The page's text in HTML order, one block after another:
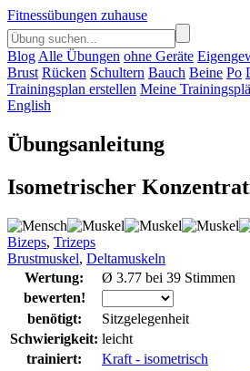
Fitnessübungen zuhause
Blog Alle Übungen ohne Geräte
Brust Rücken Schultern Bauch Beine Po
Trainingsplan erstellen Meine
English
Übungsanleitung
Isometrischer
Bizeps, Trizeps
Brustmuskel, Deltamuskeln
Wertung:
Ø 3.77 bei 39 Stimmen
bewerten!
benötigt:
Sitzgelegenheit
Schwierigkeit: leicht
trainiert:
Kraft - isometrisch